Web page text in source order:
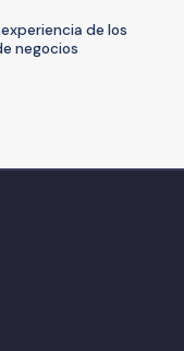
de los
negocios